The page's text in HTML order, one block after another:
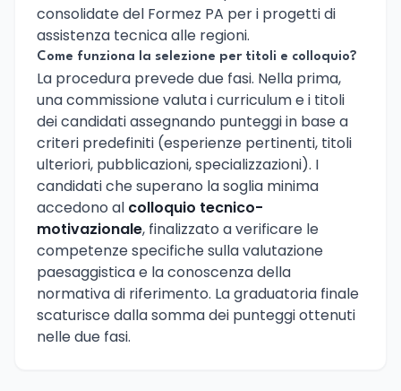
consolidate del Formez PA per i progetti di
assistenza tecnica alle regioni.
Come funziona la selezione per titoli e colloquio?
La procedura prevede due fasi. Nella prima,
una commissione valuta i curriculum e i titoli
dei candidati assegnando punteggi in base a
criteri predefiniti (esperienze pertinenti, titoli
ulteriori, pubblicazioni, specializzazioni). I
candidati che superano la soglia minima
accedono al colloquio tecnico-
motivazionale, finalizzato a verificare le
competenze specifiche sulla valutazione
paesaggistica e la conoscenza della
normativa di riferimento. La graduatoria finale
scaturisce dalla somma dei punteggi ottenuti
nelle due fasi.